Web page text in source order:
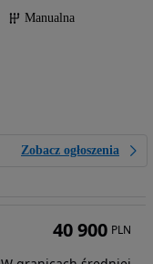
Manualna
Zobacz ogłoszenia
40 900 PLN